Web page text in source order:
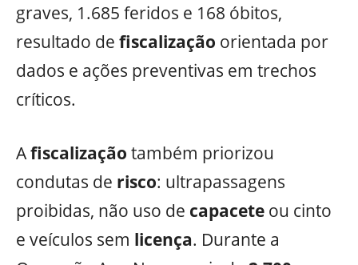
graves, 1.685 feridos e 168 óbitos,
resultado de fiscalização orientada por
dados e ações preventivas em trechos
críticos.
Afiscalização também priorizou
condutas de risco: ultrapassagens
proibidas, não uso de capacete ou cinto
e veículos sem licença. Durante a